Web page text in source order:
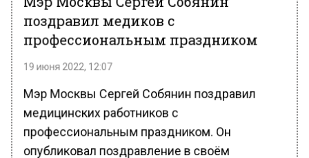
поздравил медиков с
профессиональным праздником
19 июня 2022, 12:07
Мэр Москвы Сергей Собянин поздравил
медицинских работников с
профессиональным праздником. Он
опубликовал поздравление в своём